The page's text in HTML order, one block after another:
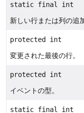
static final int
新しい行または列の追
protected int
変更された最後の行。
protected int
イベントの型。
static final int